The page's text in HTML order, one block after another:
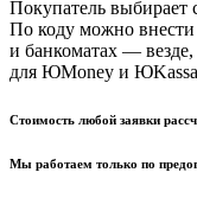
Покупатель выбирает
По коду можно внести
и банкоматах —
для ЮMoney и
Стоимость любой заявки
Мы работаем только по